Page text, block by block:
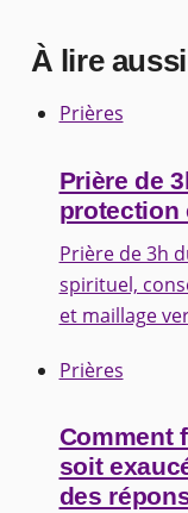
À lire
Prières
Prière de
protection
Prière de 3h
spirituel,
et maillage
Prières
Comment
soit
des